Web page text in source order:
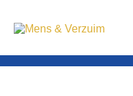
naar
inhoud